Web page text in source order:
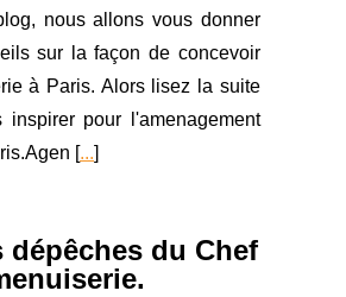
nous allons vous donner
sur la façon de concevoir
à Paris. Alors lisez la suite
inspirer pour l'amenagement
[...]
dépêches du Chef